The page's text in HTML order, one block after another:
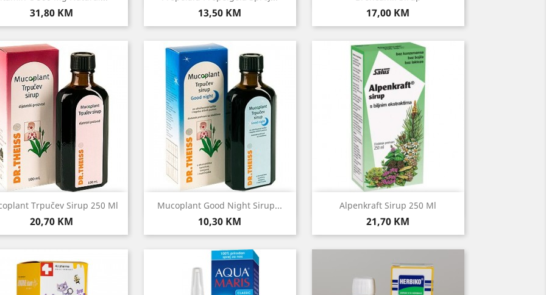
Cijena
31,80 KM Cijena
13,50 KM Cijena
17,00 KM
Trpučev Sirup 250 Ml
Cijena
20,70 KM
Brzi pregled Mucoplant Good Night Sirup...
Cijena
10,30 KM
Brzi pregled Alpenkraft Sirup 250 Ml
Cijena
21,70 KM
Brzi pregled